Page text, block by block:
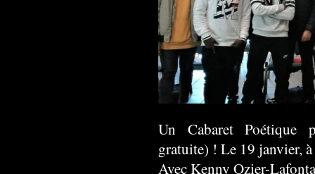
Un Cabaret Poétique
gratuite) ! Le 19 janvier,
Avec Kenny Ozier-